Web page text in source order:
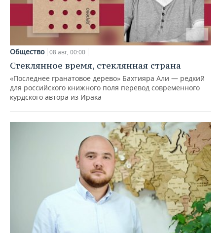
Общество 08 авг, 00:00
Стеклянное время, стеклянная страна
«Последнее гранатовое дерево» Бахтияра Али — редкий
для российского книжного поля перевод современного
курдского автора из Ирака